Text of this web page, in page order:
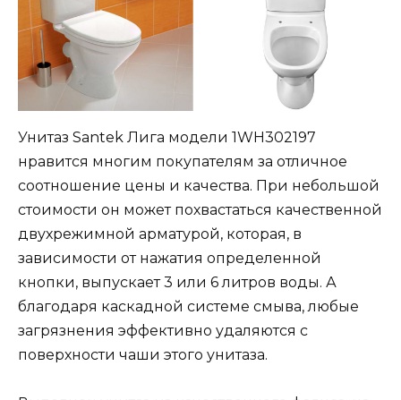
Унитаз Santek Лига модели 1WH302197
нравится многим покупателям за отличное
соотношение цены и качества. При небольшой
стоимости он может похвастаться качественной
двухрежимной арматурой, которая, в
зависимости от нажатия определенной
кнопки, выпускает 3 или 6 литров воды. А
благодаря каскадной системе смыва, любые
загрязнения эффективно удаляются с
поверхности чаши этого унитаза.